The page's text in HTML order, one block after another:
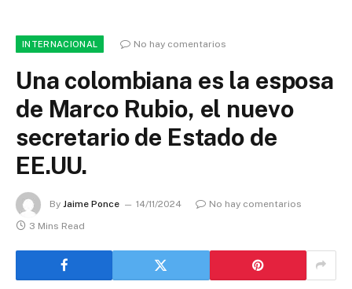
INTERNACIONAL No hay comentarios
Una colombiana es la esposa
de Marco Rubio, el nuevo
secretario de Estado de
EE.UU.
By Jaime Ponce 14/11/2024
No hay comentarios
3 Mins Read